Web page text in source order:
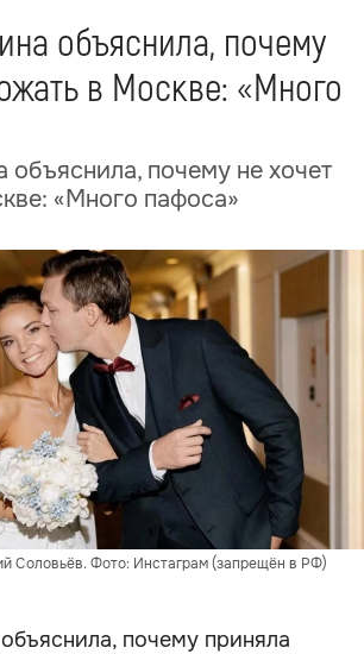
объяснила, почему
в Москве: «Много
объяснила, почему не хочет
«Много пафоса»
Соловьёв. Фото: Инстаграм (запрещён в РФ)
почему приняла